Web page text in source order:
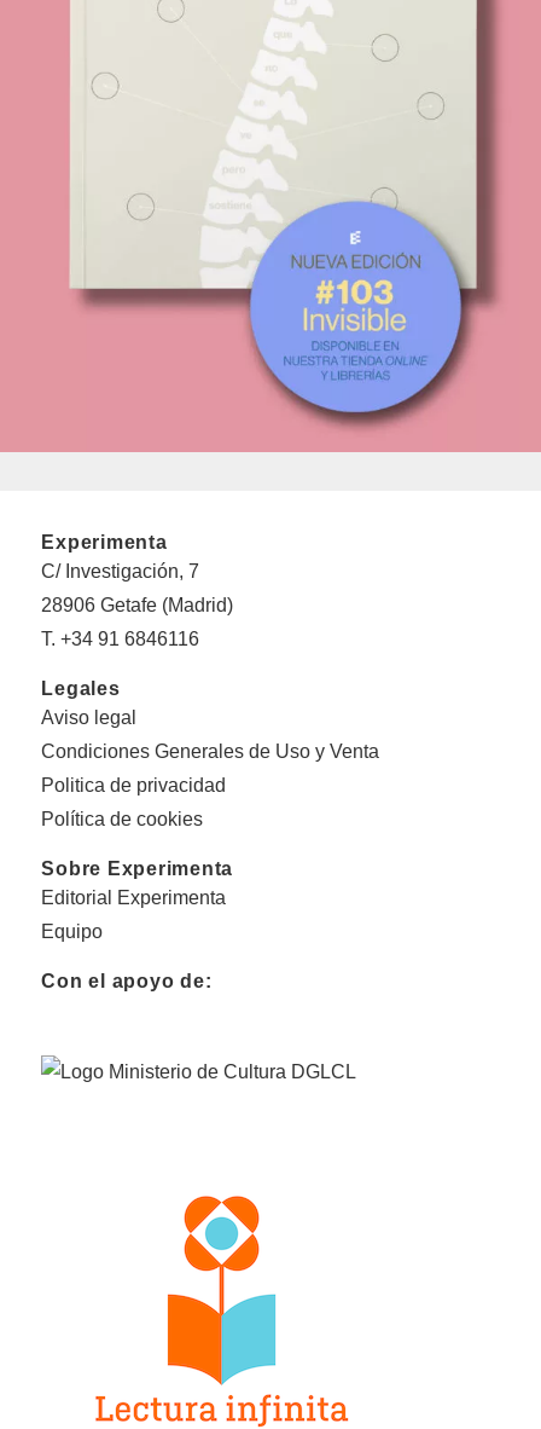
Experimenta
C/ Investigación, 7
28906 Getafe (Madrid)
T. +34 91 6846116
Legales
Aviso legal
Condiciones Generales de Uso y Venta
Politica de privacidad
Política de cookies
Sobre Experimenta
Editorial Experimenta
Equipo
Con el apoyo de: